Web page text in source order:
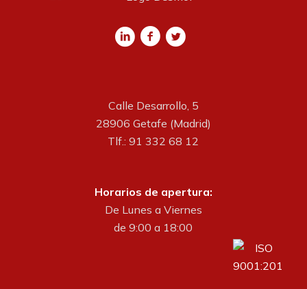
Calle Desarrollo, 5
28906 Getafe (Madrid)
Tlf.: 91 332 68 12
Horarios de apertura:
De Lunes a Viernes
de 9:00 a 18:00